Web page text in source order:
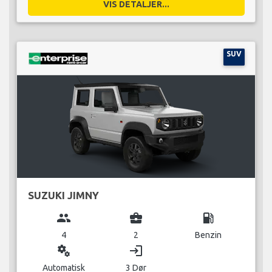
VIS DETALJER...
SUV
SUZUKI JIMNY
group
4
business_center
2
local_gas_station
Benzin
miscellaneous_services
Automatisk
login
3 Dør